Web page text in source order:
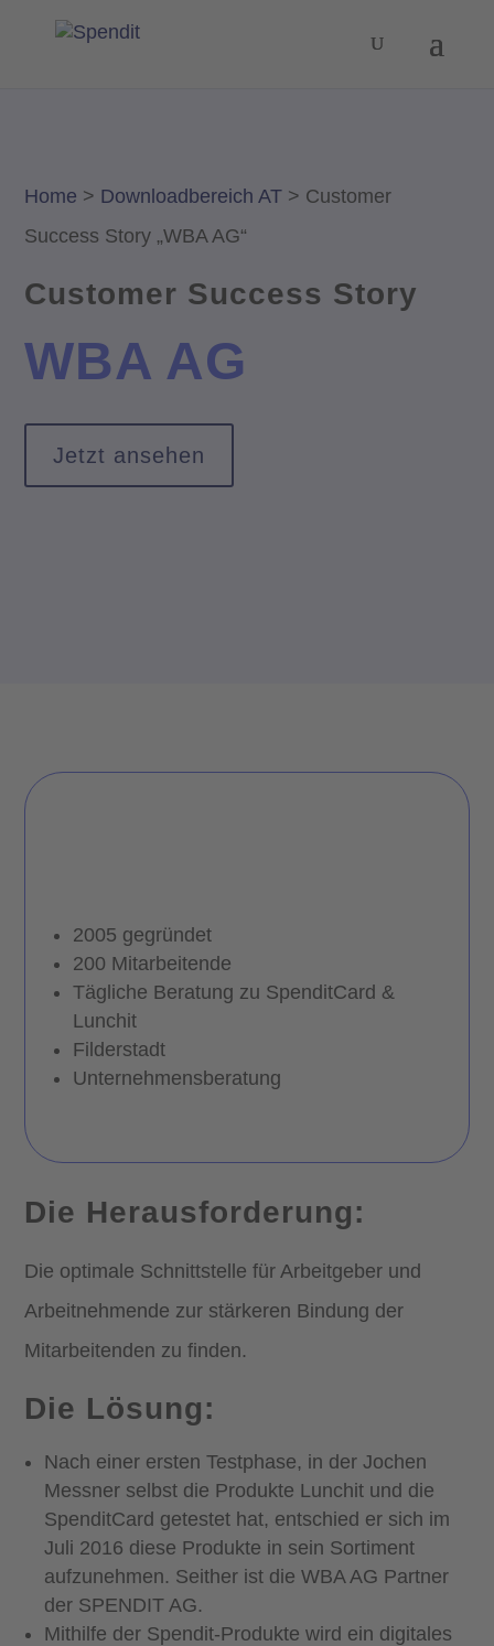
Home > Downloadbereich AT > Customer
Success Story „WBA AG“
Customer Success Story
WBA AG
Jetzt ansehen
2005 gegründet
200 Mitarbeitende
Tägliche Beratung zu SpenditCard &
Lunchit
Filderstadt
Unternehmensberatung
Die Herausforderung:
Die optimale Schnittstelle für Arbeitgeber und
Arbeitnehmende zur stärkeren Bindung der
Mitarbeitenden zu finden.
Die Lösung:
Nach einer ersten Testphase, in der Jochen
Messner selbst die Produkte Lunchit und die
SpenditCard getestet hat, entschied er sich im
Juli 2016 diese Produkte in sein Sortiment
aufzunehmen. Seither ist die WBA AG Partner
der SPENDIT AG.
Mithilfe der Spendit-Produkte wird ein digitales